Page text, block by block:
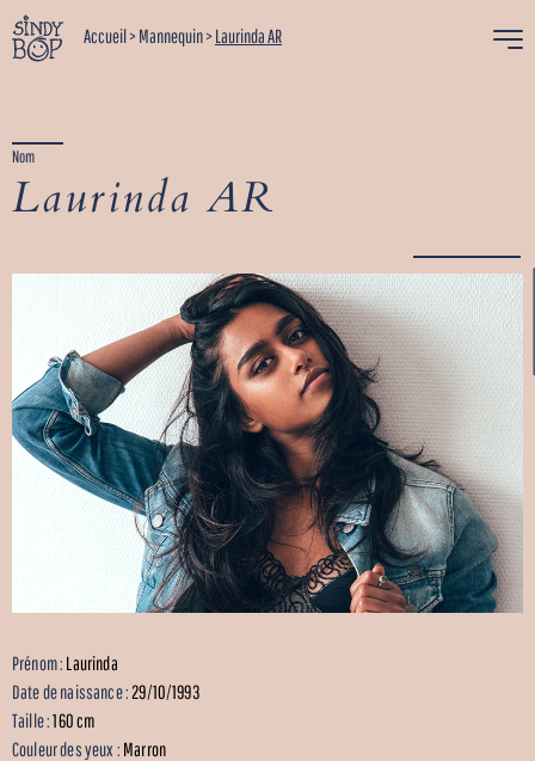
Accueil>Mannequin>Laurinda AR
Nom
Laurinda AR
Prénom : Laurinda
Date de naissance : 29/10/1993
Taille :160 cm
Couleur des yeux : Marron